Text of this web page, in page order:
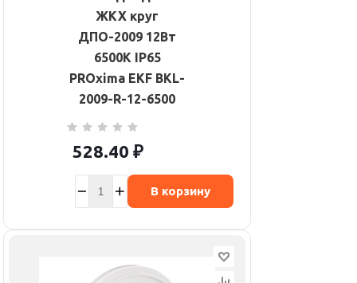
ЖКХ круг
ДПО-2009 12Вт
6500К IP65
PROxima EKF BKL-
2009-R-12-6500
528.40 ₽
В корзину